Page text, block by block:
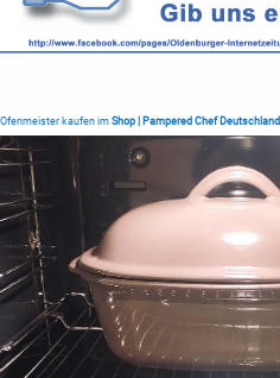
Ofenmeister kaufen im Shop | Pampered Chef Deutschland